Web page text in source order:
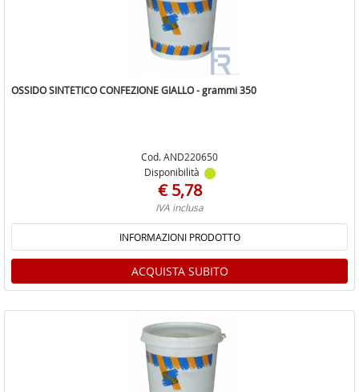
OSSIDO SINTETICO CONFEZIONE GIALLO - grammi 350
Cod. AND220650
Disponibilità
€ 5,78
IVA inclusa
INFORMAZIONI PRODOTTO
ACQUISTA SUBITO